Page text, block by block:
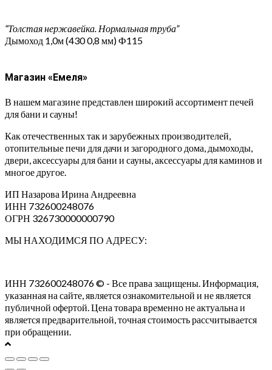
“Толстая нержавейка. Нормальная труба”
Дымоход 1,0м (430 0,8 мм) Ф115
Магазин «Емеля»
В нашем магазине представлен широкий ассортимент печей
для бани и сауны!
Как отечественных так и зарубежных производителей,
отопительные печи для дачи и загородного дома, дымоходы,
двери, аксессуары для бани и сауны, аксессуары для каминов и
многое другое.
ИП Назарова Ирина Андреевна⁠
ИНН 732600248076
ОГРН 326730000000790
МЫ НАХОДИМСЯ ПО АДРЕСУ:
ИНН 732600248076 © - Все права защищены. Информация,
указанная на сайте, является ознакомительной и не является
публичной офертой. Цена товара временно не актуальна и
является предварительной, точная стоимость рассчитывается
при обращении.